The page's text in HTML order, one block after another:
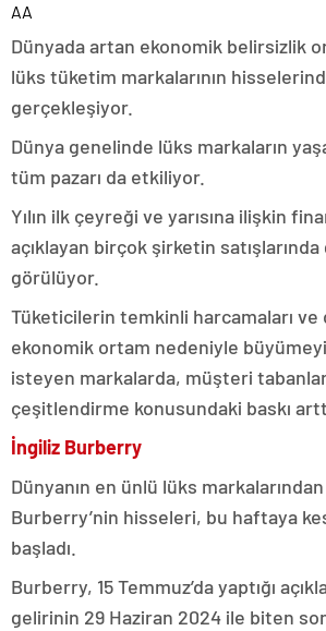
AA
Dünyada artan ekonomik belirsizlik
lüks tüketim markalarının
gerçekleşiyor.
Dünya genelinde lüks markaların
tüm pazarı da etkiliyor.
Yılın ilk çeyreği ve yarısına ilişkin
açıklayan birçok şirketin
görülüyor.
Tüketicilerin temkinli harcamaları ve
ekonomik ortam nedeniyle
isteyen markalarda, müşteri
çeşitlendirme konusundaki baskı
İngiliz Burberry
Dünyanın en ünlü lüks
Burberry’nin hisseleri, bu haftaya
başladı.
Burberry, 15 Temmuz’da yaptığı
gelirinin 29 Haziran 2024 ile biten